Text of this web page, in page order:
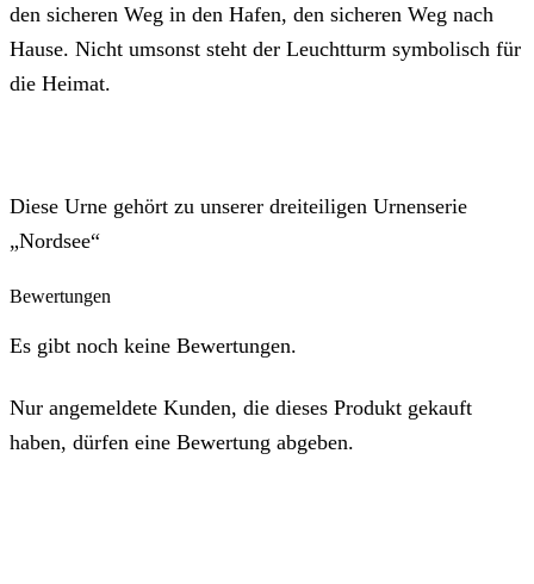
den sicheren Weg in den Hafen, den sicheren Weg nach
Hause. Nicht umsonst steht der Leuchtturm symbolisch für
die Heimat.
Diese Urne gehört zu unserer dreiteiligen Urnenserie
„Nordsee“
Bewertungen
Es gibt noch keine Bewertungen.
Nur angemeldete Kunden, die dieses Produkt gekauft
haben, dürfen eine Bewertung abgeben.